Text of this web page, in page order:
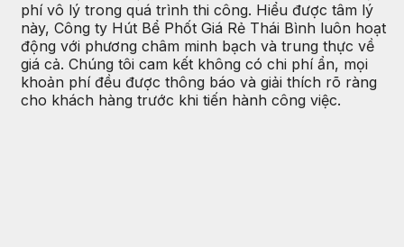
phí vô lý trong quá trình thi công. Hiểu được tâm lý
này, Công ty Hút Bể Phốt Giá Rẻ Thái Bình luôn hoạt
động với phương châm minh bạch và trung thực về
giá cả. Chúng tôi cam kết không có chi phí ẩn, mọi
khoản phí đều được thông báo và giải thích rõ ràng
cho khách hàng trước khi tiến hành công việc.